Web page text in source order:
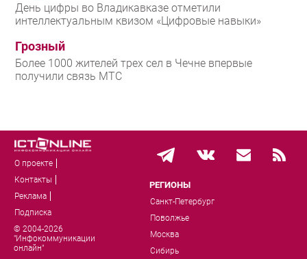
День цифры во Владикавказе отметили
интеллектуальным квизом «Цифровые навыки»
Грозный
Более 1000 жителей трех сел в Чечне впервые
получили связь МТС
О проекте
Контакты
Реклама
Подписка
© 2004-2026
"Инфокоммуникации
онлайн"
РЕГИОНЫ
Санкт-Петербург
Поволжье
Москва
Сибирь